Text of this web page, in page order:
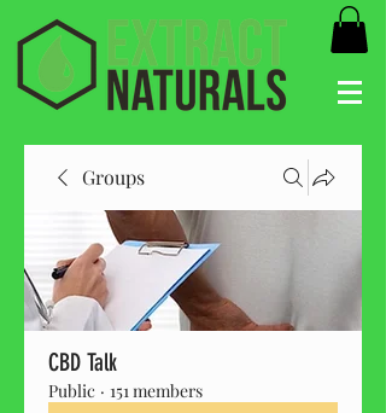
Groups
CBD Talk
Public · 151 members